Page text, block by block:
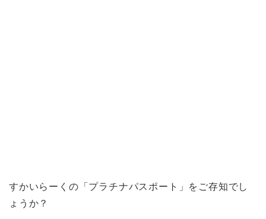
すかいらーくの「プラチナパスポート」をご存知でし
ょうか？